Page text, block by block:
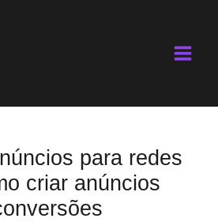
para redes
criar anúncios